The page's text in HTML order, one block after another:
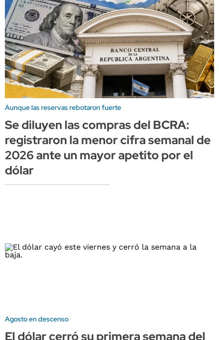
Aunque las reservas rebotaron fuerte
Se diluyen las compras del BCRA:
registraron la menor cifra semanal de
2026 ante un mayor apetito por el
dólar
Agosto en descenso
El dólar cerró su primera semana del